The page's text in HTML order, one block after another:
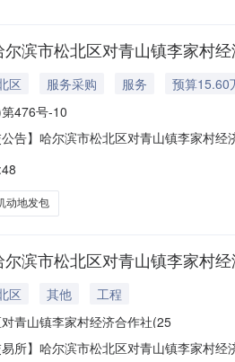
滨市松北区对青山镇李家村
区 服务采购 服务
预算15.60
476号-10
公告】哈尔滨市松北区对青山镇李家村
北区对青山镇李家村经济合作社（25
年）发包金额成交金额承
动地发包
滨市松北区对青山镇李家村
区 其他
工程
青山镇李家村经济合作社(25
易所】哈尔滨市松北区对青山镇李家村